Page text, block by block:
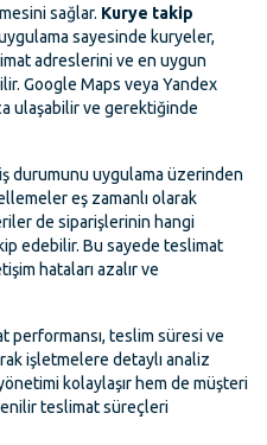
sağlar. Kurye takip
sayesinde kuryeler,
adreslerini ve en uygun
Google Maps veya Yandex
ulaşabilir ve gerektiğinde
durumunu uygulama üzerinden
eş zamanlı olarak
de siparişlerinin hangi
edebilir. Bu sayede teslimat
hataları azalır ve
performansı, teslim süresi ve
işletmelere detaylı analiz
kolaylaşır hem de müşteri
teslimat süreçleri